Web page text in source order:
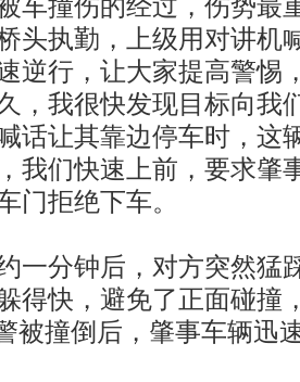
车撞伤的经过，伤势最
头执勤，上级用对讲机
逆行，让大家提高警惕
，我很快发现目标向我
话让其靠边停车时，这
我们快速上前，要求肇
门拒绝下车。
分钟后，对方突然猛
得快，避免了正面碰撞
被撞倒后，肇事车辆迅